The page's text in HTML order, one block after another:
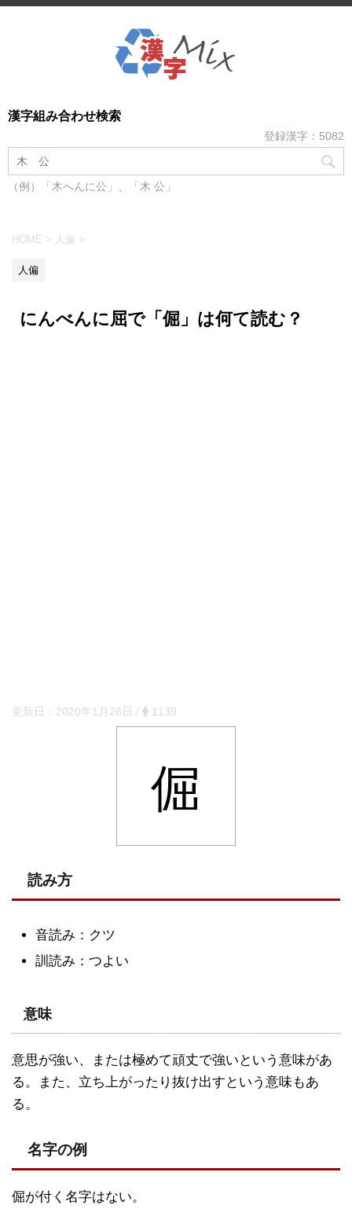
漢字組み合わせ検索
登録漢字：5082
（例）「木へんに公」、「木 公」
HOME > 人偏 >
人偏
にんべんに屈で「倔」は何て読む？
更新日： 2020年1月26日 / 1139
倔
読み方
音読み：クツ
訓読み：つよい
意味
意思が強い、または極めて頑丈で強いという意味があ
る。また、立ち上がったり抜け出すという意味もあ
る。
名字の例
倔が付く名字はない。